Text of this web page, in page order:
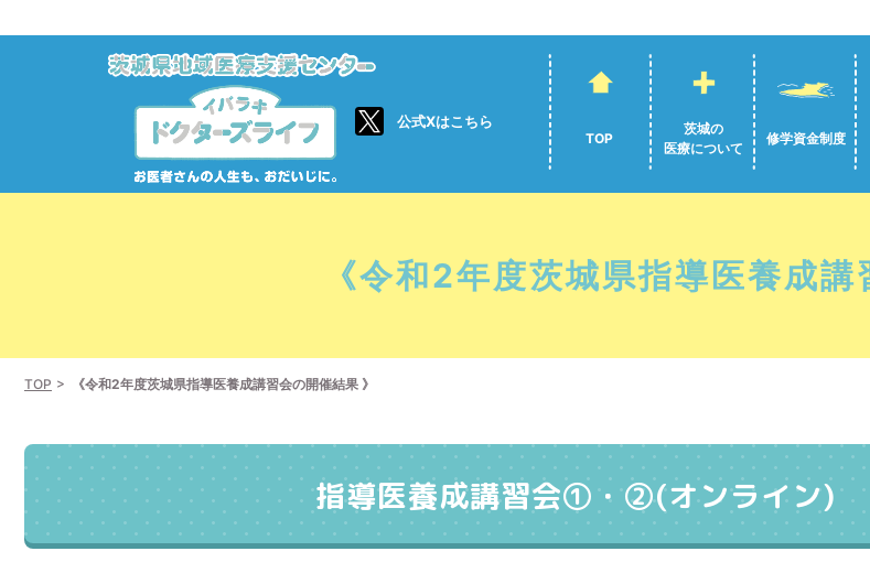
公式Xはこちら
TOP
茨城の
医療について
修学資金制度
《令和2年度茨城県指導医養成講
TOP 《令和2年度茨城県指導医養成講習会の開催結果 》
指導医養成講習会①・②(オンライン)